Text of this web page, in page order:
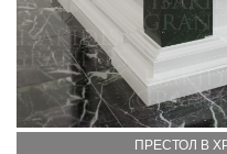
ПРЕСТОЛ В